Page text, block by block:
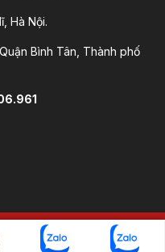
Hà Nội.
Bình Tân, Thành phố
VỤ & SẢN XUẤT BAO